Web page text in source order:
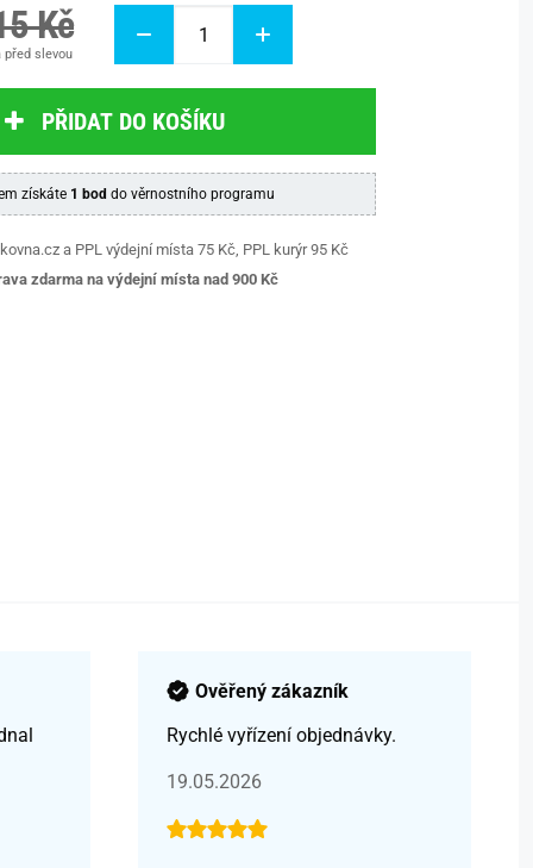
Kč
před slevou
PŘIDAT DO KOŠÍKU
získáte 1 bod do věrnostního programu
a PPL výdejní místa 75 Kč, PPL kurýr 95 Kč
zdarma na výdejní místa nad 900 Kč
Ověřený zákazník
Rychlé vyřízení objednávky.
19.05.2026